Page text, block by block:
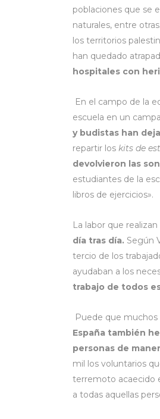
poblaciones que se
naturales, entre
los territorios
han quedado
hospitales con
En el campo de la
escuela en un
y budistas han
repartir los kits de
devolvieron las
estudiantes de la
libros de ejercicios».
La labor que
día tras día. Según
tercio de los
ayudaban a los
trabajo de todos
Puede que muchos
España también
personas de
mil los voluntarios
terremoto acaecido
a todas aquellas